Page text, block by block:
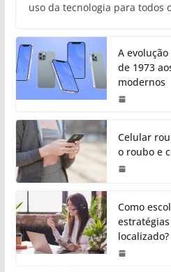
uso da tecnologia para todos
A
de 1973
modernos
Celular
o roubo e
Como
localizado?